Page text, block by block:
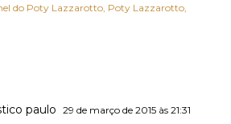
do Poty Lazzarotto Poty Lazzarotto
paulo 29 de março de 2015 às 21:31